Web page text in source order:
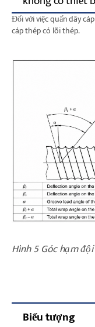
Đối với việc quấn dây
cáp thép có lõi thép.
Hình 5 Góc hạm
Biểu tượng